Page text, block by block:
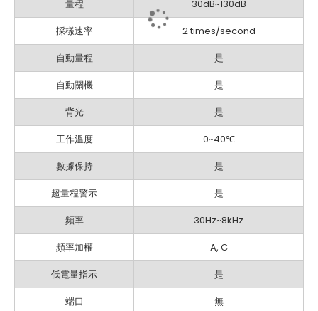
量程
30dB~130dB
採樣速率
2 times/second
自動量程
是
自動關機
是
背光
是
工作溫度
0~40℃
數據保持
是
超量程警示
是
頻率
30Hz~8kHz
頻率加權
A, C
低電量指示
是
端口
無